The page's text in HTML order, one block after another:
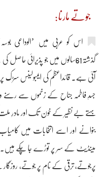
جوتے مارنا:
اس کو عربی میں ’الوداعی
گذشتہ61سالوں میں جو پذیرائی
آئی ہے۔ قائداعظم کی ایمبولینس
جسدِ فاطمہ جناح کے زخموں سے رسنے
بہتے بے نظیر کے خون تک اور مادرِ
بنوانے اور اسے انتخابات میں
مینڈیٹ کے سر پر توڑے جا چکے
پرجوتے، ترقی کے نام پر جوتے،